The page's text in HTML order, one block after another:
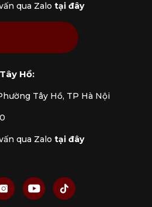
qua Zalo tại đây
Hồ:
Tây Hồ, TP Hà Nội
qua Zalo tại đây